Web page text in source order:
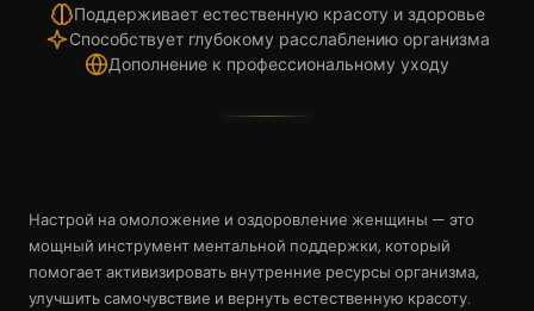
Поддерживает естественную красоту и здоровье
Способствует глубокому расслаблению организма
Дополнение к профессиональному уходу
Настрой на омоложение и оздоровление женщины — это
мощный инструмент ментальной поддержки, который
помогает активизировать внутренние ресурсы организма,
улучшить самочувствие и вернуть естественную красоту.